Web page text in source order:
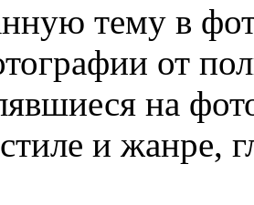
тему в
от
на
и жанре,